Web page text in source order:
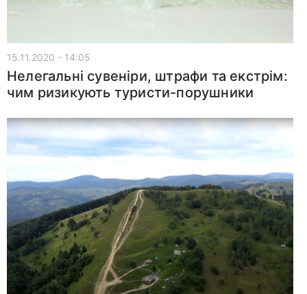
15.11.2020 - 14:05
Нелегальні сувеніри, штрафи та екстрім:
чим ризикують туристи-порушники